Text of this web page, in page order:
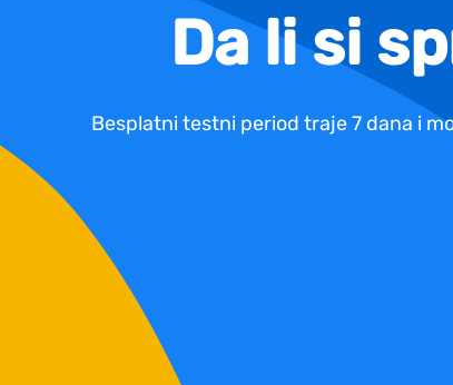
Da li si
Besplatni testni period traje 7 dana i